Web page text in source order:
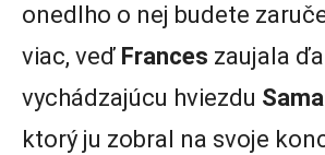
onedlho o nej budete
viac, veď Frances zaujala
vychádzajúcu hviezdu
ktorý ju zobral na svoje